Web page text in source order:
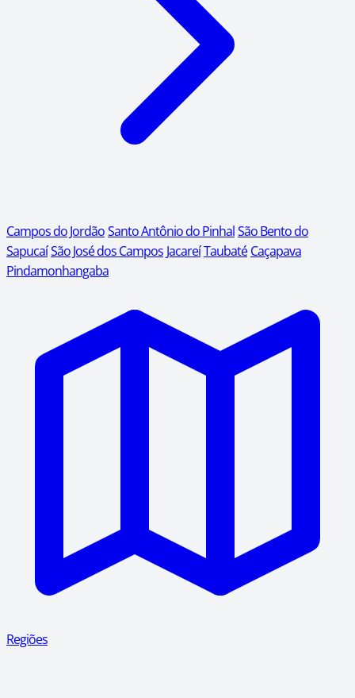
Campos do JordãoSanto Antônio do PinhalSão Bento do
SapucaíSão José dos Campos JacareíTaubaté Caçapava
Pindamonhangaba
Regiões